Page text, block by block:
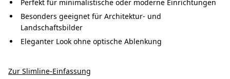
Perfekt für minimalistische oder moderne Einrichtungen
Besonders geeignet für Architektur- und
Landschaftsbilder
Eleganter Look ohne optische Ablenkung
Zur Slimline-Einfassung